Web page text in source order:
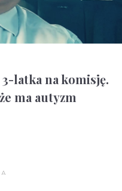
latka na komisję.
ma autyzm